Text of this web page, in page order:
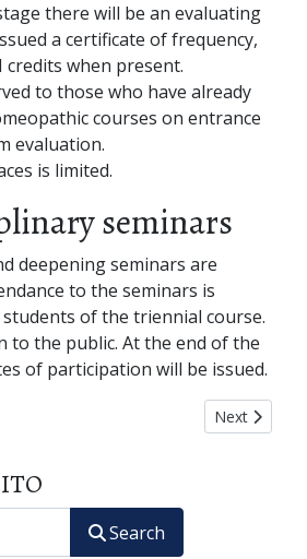
there will be an evaluating
a certificate of frequency,
credits when present.
to those who have already
courses on entrance
evaluation.
is limited.
seminars
deepening seminars are
to the seminars is
of the triennial course.
to the public. At the end of the
of participation will be issued.
Next article:
Next
Search